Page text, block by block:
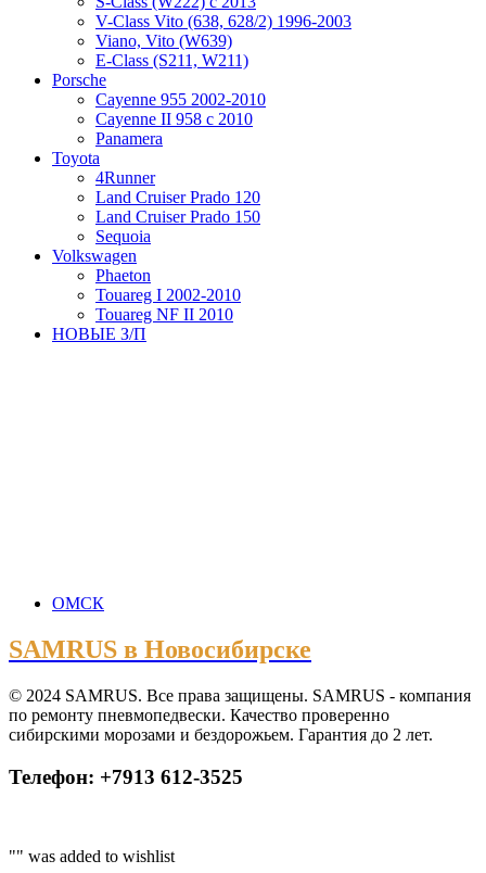
V-Class Vito (638, 628/2) 1996-2003
Viano, Vito (W639)
Е-Class (S211, W211)
Porsche
Cayenne 955 2002-2010
Cayenne II 958 с 2010
Panamera
Toyota
4Runner
Land Cruiser Prado 120
Land Cruiser Prado 150
Sequoia
Volkswagen
Phaeton
Touareg I 2002-2010
Touareg NF II 2010
НОВЫЕ З/П
ОМСК
SAMRUS в Новосибирске
© 2024 SAMRUS. Все права защищены. SAMRUS - компания
по ремонту пневмопедвески. Качество проверенно
сибирскими морозами и бездорожьем. Гарантия до 2 лет.
Телефон: +7913 612-3525
"" was added to wishlist